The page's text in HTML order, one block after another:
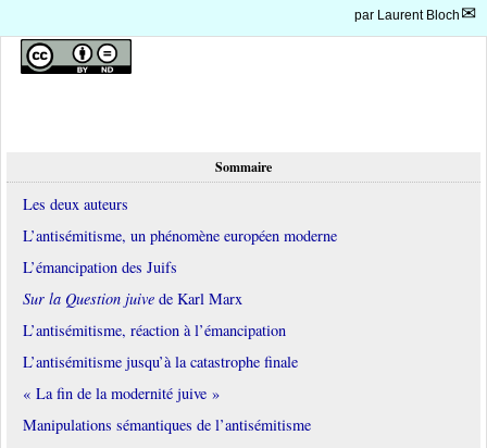
par Laurent Bloch
Sommaire
Les deux auteurs
L’antisémitisme, un phénomène européen moderne
L’émancipation des Juifs
Sur la Question juive de Karl Marx
L’antisémitisme, réaction à l’émancipation
L’antisémitisme jusqu’à la catastrophe finale
« La fin de la modernité juive »
Manipulations sémantiques de l’antisémitisme